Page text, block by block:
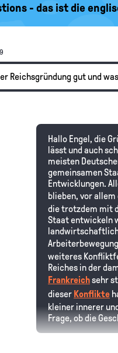
- das ist die
Reichsgründung gut und
Hallo Engel, die
lässt und auch
meisten
gemeinsamen
Entwicklungen.
blieben, vor
die trotzdem mit
Staat entwickeln
weiteres
Reiches in der
Frankreichsehr
dieser Konflikte
kleiner innerer
Frage, ob die